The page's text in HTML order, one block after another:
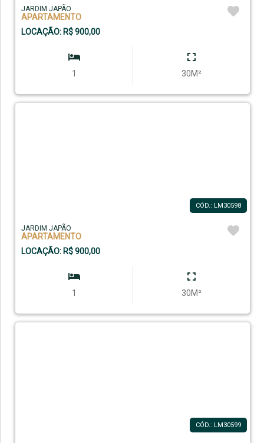
JARDIM JAPÃO
APARTAMENTO
LOCAÇÃO: R$ 900,00
1 30M²
CÓD.: LM30598
JARDIM JAPÃO
APARTAMENTO
LOCAÇÃO: R$ 900,00
1 30M²
CÓD.: LM30599